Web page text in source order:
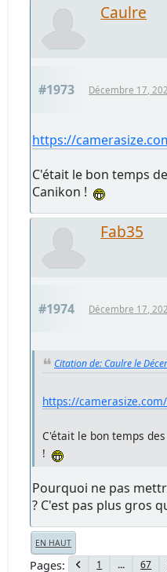
Caulre
#1973 Décembre 17,
https://
C'était le bon temps
Canikon !
Fab35
#1974 Décembre 17,
Citation de: Caulre le
https://
C'était le bon temps
!
Pourquoi ne pas
? C'est pas plus gros
EN HAUT
Pages 1 ... 67